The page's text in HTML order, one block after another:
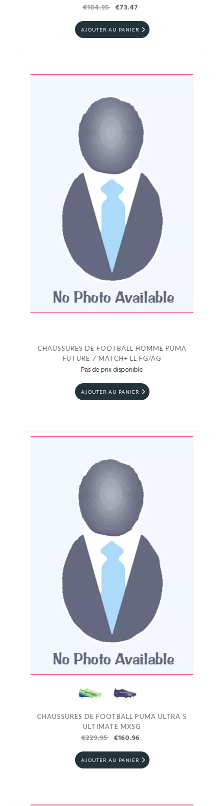
€104.95 €73.47
AJOUTER AU PANIER
CHAUSSURES DE FOOTBALL HOMME PUMA
FUTURE 7 MATCH+ LL FG/AG
Pas de prix disponible
AJOUTER AU PANIER
CHAUSSURES DE FOOTBALL PUMA ULTRA 5
ULTIMATE MXSG
€229.95 €160.96
AJOUTER AU PANIER